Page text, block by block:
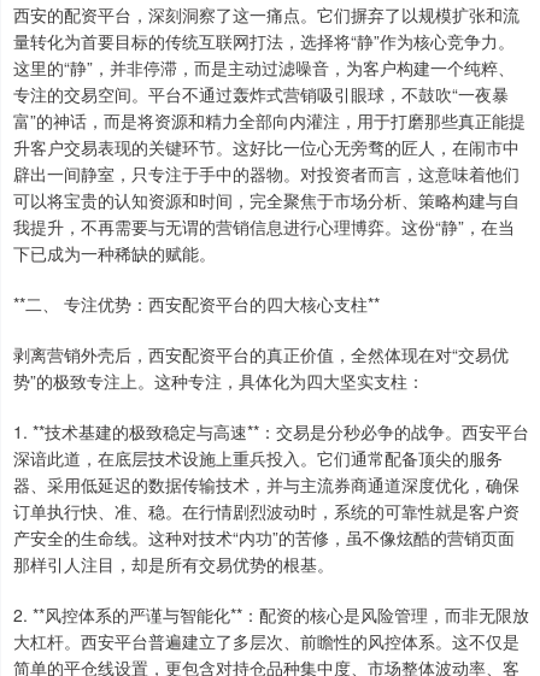
西安的配资平台，深刻洞察了这一痛点。它们摒弃了以规模扩张和流
量转化为首要目标的传统互联网打法，选择将“静”作为核心竞争力。
这里的“静”，并非停滞，而是主动过滤噪音，为客户构建一个纯粹、
专注的交易空间。平台不通过轰炸式营销吸引眼球，不鼓吹“一夜暴
富”的神话，而是将资源和精力全部向内灌注，用于打磨那些真正能提
升客户交易表现的关键环节。这好比一位心无旁骛的匠人，在闹市中
辟出一间静室，只专注于手中的器物。对投资者而言，这意味着他们
可以将宝贵的认知资源和时间，完全聚焦于市场分析、策略构建与自
我提升，不再需要与无谓的营销信息进行心理博弈。这份“静”，在当
下已成为一种稀缺的赋能。
**二、 专注优势：西安配资平台的四大核心支柱**
剥离营销外壳后，西安配资平台的真正价值，全然体现在对“交易优
势”的极致专注上。这种专注，具体化为四大坚实支柱：
1. **技术基建的极致稳定与高速**：交易是分秒必争的战争。西安平台
深谙此道，在底层技术设施上重兵投入。它们通常配备顶尖的服务
器、采用低延迟的数据传输技术，并与主流券商通道深度优化，确保
订单执行快、准、稳。在行情剧烈波动时，系统的可靠性就是客户资
产安全的生命线。这种对技术“内功”的苦修，虽不像炫酷的营销页面
那样引人注目，却是所有交易优势的根基。
2. **风控体系的严谨与智能化**：配资的核心是风险管理，而非无限放
大杠杆。西安平台普遍建立了多层次、前瞻性的风控体系。这不仅是
简单的平仓线设置，更包含对持仓品种集中度、市场整体波动率、客